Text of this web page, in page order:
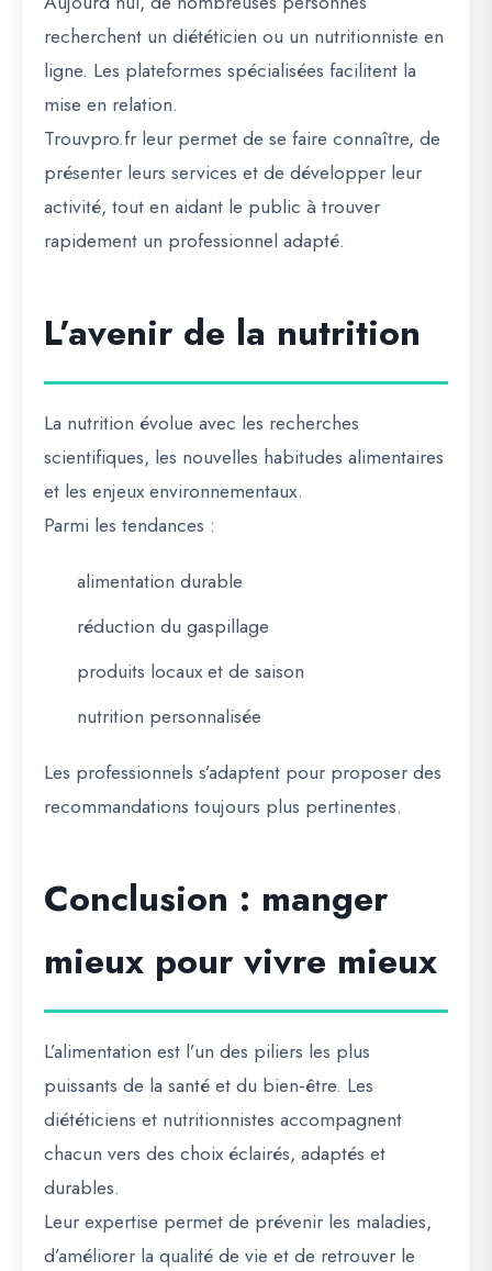
recherchent un diététicien ou un nutritionniste en
ligne. Les plateformes spécialisées facilitent la
mise en relation.
Trouvpro.fr leur permet de se faire connaître, de
présenter leurs services et de développer leur
activité, tout en aidant le public à trouver
rapidement un professionnel adapté.
L’avenir de la nutrition
La nutrition évolue avec les recherches
scientifiques, les nouvelles habitudes alimentaires
et les enjeux environnementaux.
Parmi les tendances :
alimentation durable
réduction du gaspillage
produits locaux et de saison
nutrition personnalisée
Les professionnels s’adaptent pour proposer des
recommandations toujours plus pertinentes.
Conclusion : manger
mieux pour vivre mieux
L’alimentation est l’un des piliers les plus
puissants de la santé et du bien-être. Les
diététiciens et nutritionnistes accompagnent
chacun vers des choix éclairés, adaptés et
durables.
Leur expertise permet de prévenir les maladies,
d’améliorer la qualité de vie et de retrouver le